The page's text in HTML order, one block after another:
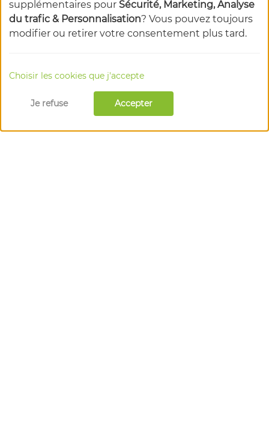
supplémentaires pour Sécurité, Marketing, Analyse
du trafic & Personnalisation? Vous pouvez toujours
modifier ou retirer votre consentement plus tard.
Choisir les cookies que j'accepte
Je refuse Accepter